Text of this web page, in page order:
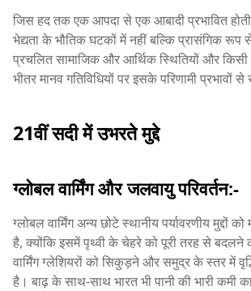
जिस हद तक एक आपदा से एक आबादी प्रभावित
भेद्यता के भौतिक घटकों में नहीं बल्कि प्रासंगिक रूप से
प्रचलित सामाजिक और आर्थिक स्थितियों और
भीतर मानव गतिविधियों पर इसके परिणामी प्रभावों
21वीं सदी में उभरते मुद्दे
ग्लोबल वार्मिंग और जलवायु परिवर्तन:-
ग्लोबल वार्मिंग अन्य छोटे स्थानीय पर्यावरणीय मुद्दों
है, क्योंकि इसमें पृथ्वी के चेहरे को पूरी तरह से बदलने
वार्मिंग ग्लेशियरों को सिकुड़ने और समुद्र के स्तर में
है। बाढ़ के साथ-साथ भारत भी पानी की भारी कमी